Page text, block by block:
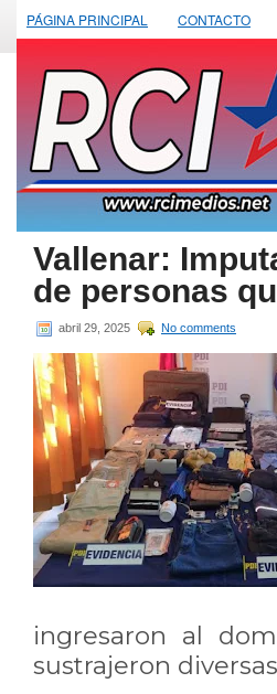
PÁGINA PRINCIPAL CONTACTO
Vallenar:
de personas
abril 29, 2025 No comments
ingresaron al
sustrajeron